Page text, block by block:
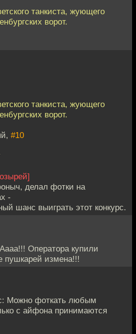
танкиста, жующего
ворот.
танкиста, жующего
ворот.
#10
делал фотки на
-
шанс выиграть этот конкурс.
Аааа!!! Оператора купили
пушкарей измена!!!
Можно фоткать любым
с айфона принимаются